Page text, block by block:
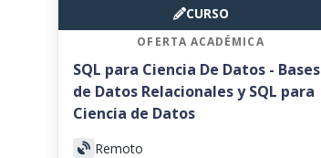
CURSO
OFERTA ACADÉMICA
SQL para Ciencia De Datos - Bases
de Datos Relacionales y SQL para
Ciencia de Datos
Remoto